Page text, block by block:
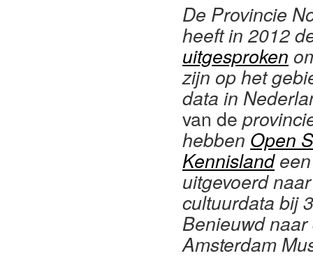
De Provincie
heeft in 2012
uitgesproken
zijn op het
data in
van de
hebben Open
Kennislandeen
uitgevoerd
cultuurdata bij
Benieuwd
Amsterdam